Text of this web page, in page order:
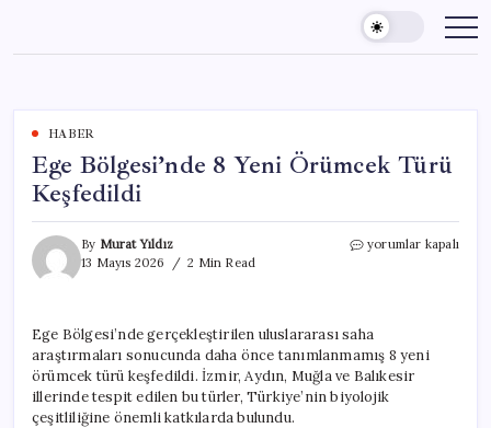
content
HABER
Ege Bölgesi’nde 8 Yeni Örümcek Türü
Keşfedildi
By Murat Yıldız
13 Mayıs 2026
2 Min Read
Ege
Türü
Keşfedildi
için
yorumlar kapalı
Ege Bölgesi’nde gerçekleştirilen uluslararası saha
araştırmaları sonucunda daha önce tanımlanmamış 8 yeni
örümcek türü keşfedildi. İzmir, Aydın, Muğla ve Balıkesir
illerinde tespit edilen bu türler, Türkiye’nin biyolojik
çeşitliliğine önemli katkılarda bulundu.